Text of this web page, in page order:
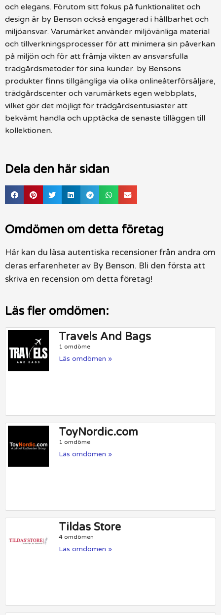
och elegans. Förutom sitt fokus på funktionalitet och
design är by Benson också engagerad i hållbarhet och
miljöansvar. Varumärket använder miljövänliga material
och tillverkningsprocesser för att minimera sin påverkan
på miljön och för att främja vikten av ansvarsfulla
trädgårdsmetoder för sina kunder. by Bensons
produkter finns tillgängliga via olika onlineåterförsäljare,
trädgårdscenter och varumärkets egen webbplats,
vilket gör det möjligt för trädgårdsentusiaster att
bekvämt handla och upptäcka de senaste tilläggen till
kollektionen.
Dela den här sidan
Omdömen om detta företag
Här kan du läsa autentiska recensioner från andra om
deras erfarenheter av By Benson. Bli den första att
skriva en recension om detta företag!
Läs fler omdömen:
Travels And Bags
1 omdöme
Läs omdömen »
ToyNordic.com
1 omdöme
Läs omdömen »
Tildas Store
4 omdömen
Läs omdömen »